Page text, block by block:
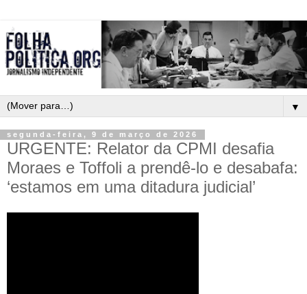
▼
segunda-feira, 9 de março de 2026
URGENTE: Relator da CPMI desafia
Moraes e Toffoli a prendê-lo e desabafa:
‘estamos em uma ditadura judicial’